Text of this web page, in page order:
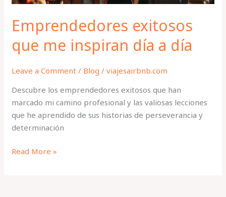
Emprendedores exitosos
que me inspiran día a día
Leave a Comment / Blog /viajesairbnb.com
Descubre los emprendedores exitosos que han
marcado mi camino profesional y las valiosas lecciones
que he aprendido de sus historias de perseverancia y
determinación
Read More »